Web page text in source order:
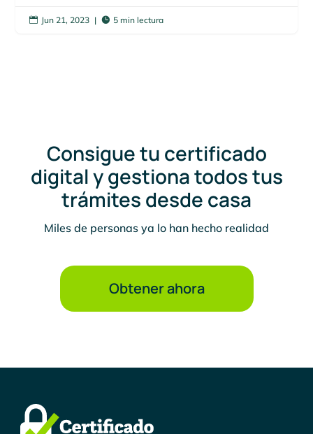
 Jun 21, 2023 |  5 min lectura
Consigue tu certificado
digital y gestiona todos tus
trámites desde casa
Miles de personas ya lo han hecho realidad
Obtener ahora